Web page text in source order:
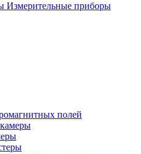
Измерительные приборы
полей